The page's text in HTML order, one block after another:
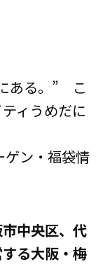
ある。” こ
ィうめだに
ゲン・福袋情
中央区、代
る大阪・ 梅